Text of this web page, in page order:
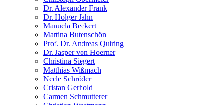
Dr. Alexander Frank
Dr. Holger Jahn
Manuela Beckert
Martina Butenschön
Prof. Dr. Andreas Quiring
Dr. Jasper von Hoerner
Christina Siegert
Matthias Wißmach
Neele Schröder
Cristan Gerhold
Carmen Schmutterer